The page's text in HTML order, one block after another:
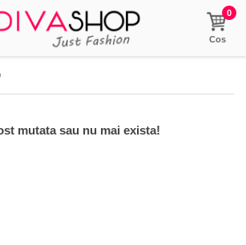
0
Cos
mutata sau nu mai exista!